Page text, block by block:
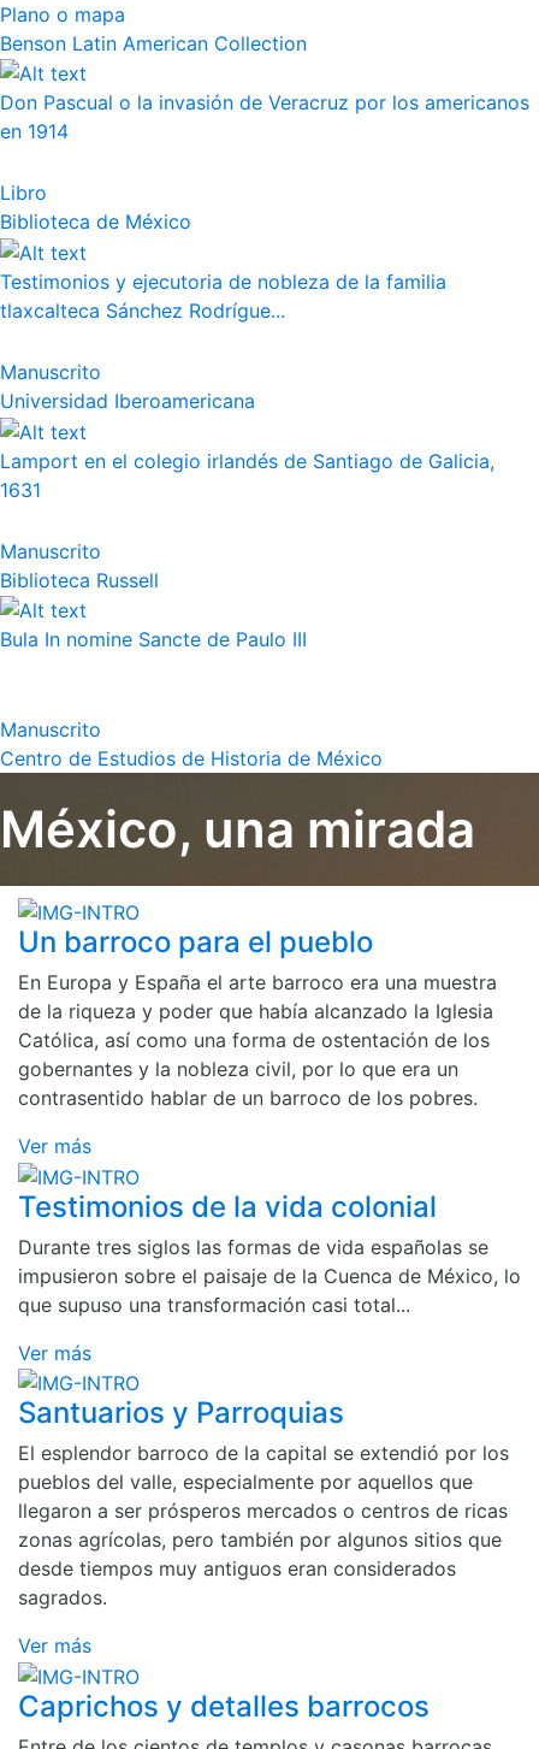
Plano o mapa
Benson Latin American Collection
Don Pascual o la invasión de Veracruz por los americanos
en 1914
Libro
Biblioteca de México
Testimonios y ejecutoria de nobleza de la familia
tlaxcalteca Sánchez Rodrígue...
Manuscrito
Universidad Iberoamericana
Lamport en el colegio irlandés de Santiago de Galicia,
1631
Manuscrito
Biblioteca Russell
Bula In nomine Sancte de Paulo III
Manuscrito
Centro de Estudios de Historia de México
México, una mirada
Un barroco para el pueblo
En Europa y España el arte barroco era una muestra
de la riqueza y poder que había alcanzado la Iglesia
Católica, así como una forma de ostentación de los
gobernantes y la nobleza civil, por lo que era un
contrasentido hablar de un barroco de los pobres.
Ver más
Testimonios de la vida colonial
Durante tres siglos las formas de vida españolas se
impusieron sobre el paisaje de la Cuenca de México, lo
que supuso una transformación casi total...
Ver más
Santuarios y Parroquias
El esplendor barroco de la capital se extendió por los
pueblos del valle, especialmente por aquellos que
llegaron a ser prósperos mercados o centros de ricas
zonas agrícolas, pero también por algunos sitios que
desde tiempos muy antiguos eran considerados
sagrados.
Ver más
Caprichos y detalles barrocos